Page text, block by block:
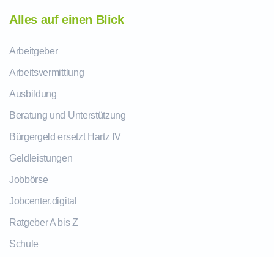
Alles auf einen Blick
Arbeitgeber
Arbeitsvermittlung
Ausbildung
Beratung und Unterstützung
Bürgergeld ersetzt Hartz IV
Geldleistungen
Jobbörse
Jobcenter.digital
Ratgeber A bis Z
Schule